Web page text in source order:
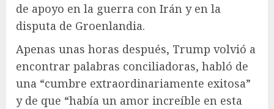
de apoyo en la guerra con Irán y en la
disputa de Groenlandia.
Apenas unas horas después, Trump volvió a
encontrar palabras conciliadoras, habló de
una “cumbre extraordinariamente exitosa”
y de que “había un amor increíble en esta